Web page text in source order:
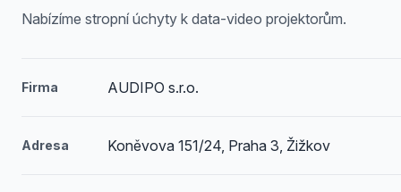
Nabízíme stropní úchyty k data-video projektorům.
Firma AUDIPO s.r.o.
Adresa Koněvova 151/24, Praha 3, Žižkov